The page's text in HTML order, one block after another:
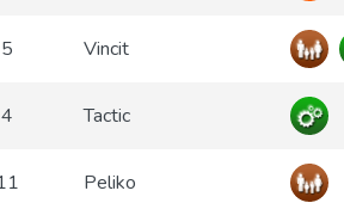
5 Vincit
4 Tactic
Peliko